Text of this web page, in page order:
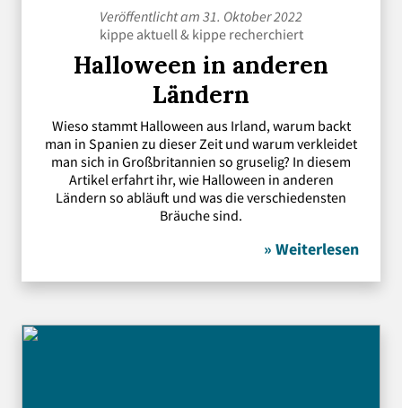
Veröffentlicht am 31. Oktober 2022
kippe aktuell& kippe recherchiert
Halloween in anderen
Ländern
Wieso stammt Halloween aus Irland, warum backt
man in Spanien zu dieser Zeit und warum verkleidet
man sich in Großbritannien so gruselig? In diesem
Artikel erfahrt ihr, wie Halloween in anderen
Ländern so abläuft und was die verschiedensten
Bräuche sind.
» Weiterlesen